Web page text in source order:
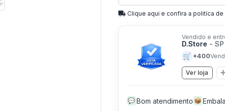
Clique aqui e confira a politíca
Vendido e
D.Store - SP
🛒 +400
Ver loja
💬 Bom atendimento 📦